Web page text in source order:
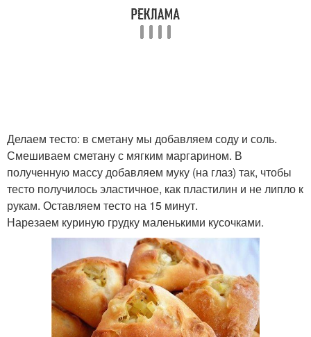
Делаем тесто: в сметану мы добавляем соду и соль.
Смешиваем сметану с мягким маргарином. В
полученную массу добавляем муку (на глаз) так, чтобы
тесто получилось эластичное, как пластилин и не липло к
рукам. Оставляем тесто на 15 минут.
Нарезаем куриную грудку маленькими кусочками.